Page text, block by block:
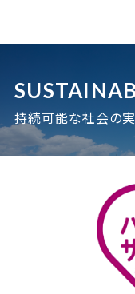
持続可能な社会の